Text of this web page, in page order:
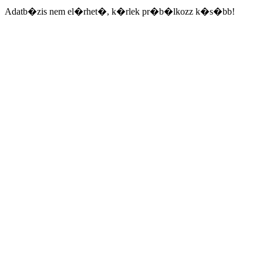
Adatb�zis nem el�rhet�, k�rlek pr�b�lkozz k�s�bb!